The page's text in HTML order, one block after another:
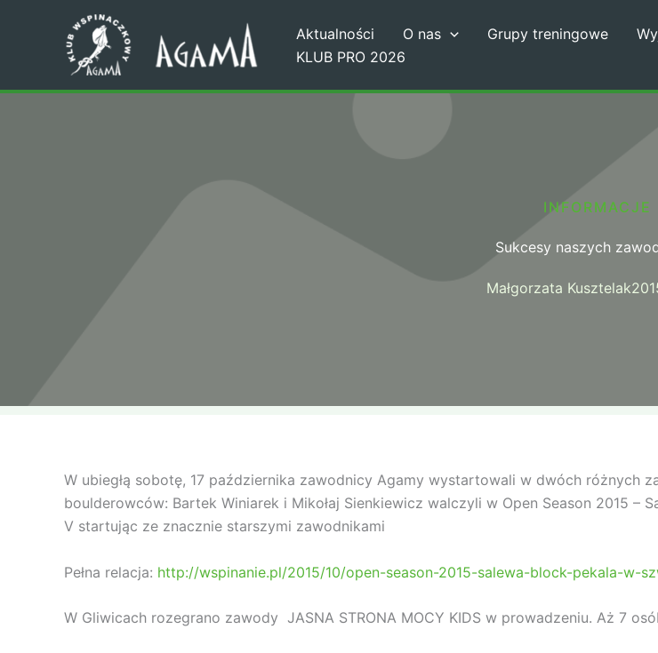
Aktualności O nas Grupy treningowe
KLUB PRO 2026
INFORMACJE
Sukcesy naszych
Małgorzata Kusztelak
W ubiegłą sobotę, 17 października zawodnicy Agamy wystartowali w dwóch różnych
boulderowców: Bartek Winiarek i Mikołaj Sienkiewicz walczyli w Open Season 2015 –
V startując ze znacznie starszymi zawodnikami
Pełna relacja: http://wspinanie.pl/2015/10/open-season-2015-salewa-block-pekala-w-
W Gliwicach rozegrano zawody JASNA STRONA MOCY KIDS w prowadzeniu. Aż 7